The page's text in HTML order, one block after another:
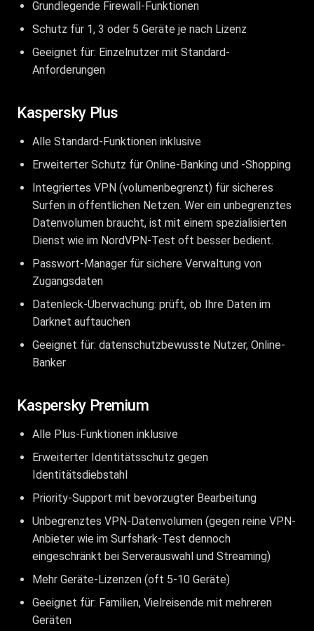
Grundlegende Firewall-Funktionen
Schutz für 1, 3 oder 5 Geräte je nach Lizenz
Geeignet für: Einzelnutzer mit Standard-
Anforderungen
Kaspersky Plus
Alle Standard-Funktionen inklusive
Erweiterter Schutz für Online-Banking und -Shopping
Integriertes VPN (volumenbegrenzt) für sicheres
Surfen in öffentlichen Netzen. Wer ein unbegrenztes
Datenvolumen braucht, ist mit einem spezialisierten
Dienst wie im NordVPN-Test oft besser bedient.
Passwort-Manager für sichere Verwaltung von
Zugangsdaten
Datenleck-Überwachung: prüft, ob Ihre Daten im
Darknet auftauchen
Geeignet für: datenschutzbewusste Nutzer, Online-
Banker
Kaspersky Premium
Alle Plus-Funktionen inklusive
Erweiterter Identitätsschutz gegen
Identitätsdiebstahl
Priority-Support mit bevorzugter Bearbeitung
Unbegrenztes VPN-Datenvolumen (gegen reine VPN-
Anbieter wie im Surfshark-Test dennoch
eingeschränkt bei Serverauswahl und Streaming)
Mehr Geräte-Lizenzen (oft 5-10 Geräte)
Geeignet für: Familien, Vielreisende mit mehreren
Geräten